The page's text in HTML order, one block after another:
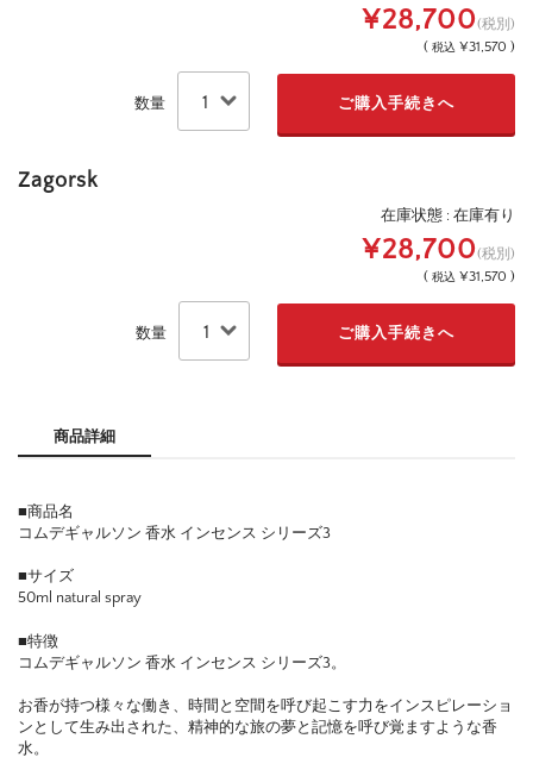
¥28,700(税別)
( 税込 ¥31,570 )
数量
Zagorsk
在庫状態 : 在庫有り
¥28,700(税別)
( 税込 ¥31,570 )
数量
商品詳細
■商品名
コムデギャルソン 香水 インセンス シリーズ3
■サイズ
50ml natural spray
■特徴
コムデギャルソン 香水 インセンス シリーズ3。
お香が持つ様々な働き、時間と空間を呼び起こす力をインスピレーショ
ンとして生み出された、精神的な旅の夢と記憶を呼び覚ますような香
水。